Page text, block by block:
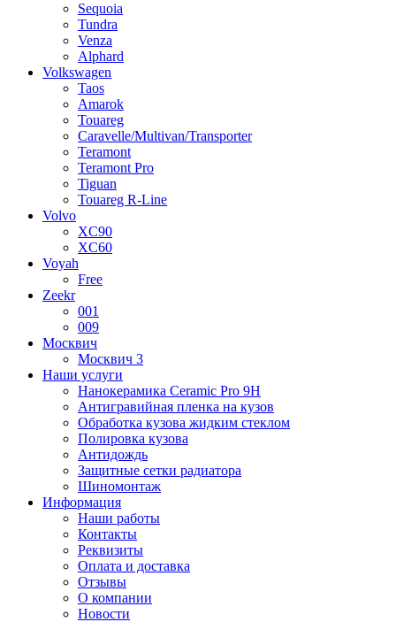
Sequoia
Tundra
Venza
Alphard
Volkswagen
Taos
Amarok
Touareg
Caravelle/Multivan/Transporter
Teramont
Teramont Pro
Tiguan
Touareg R-Line
Volvo
XC90
XC60
Voyah
Free
Zeekr
001
009
Москвич
Москвич 3
Наши услуги
Нанокерамика Ceramic Pro 9H
Антигравийная пленка на кузов
Обработка кузова жидким стеклом
Полировка кузова
Антидождь
Защитные сетки радиатора
Шиномонтаж
Информация
Наши работы
Контакты
Реквизиты
Оплата и доставка
Отзывы
О компании
Новости